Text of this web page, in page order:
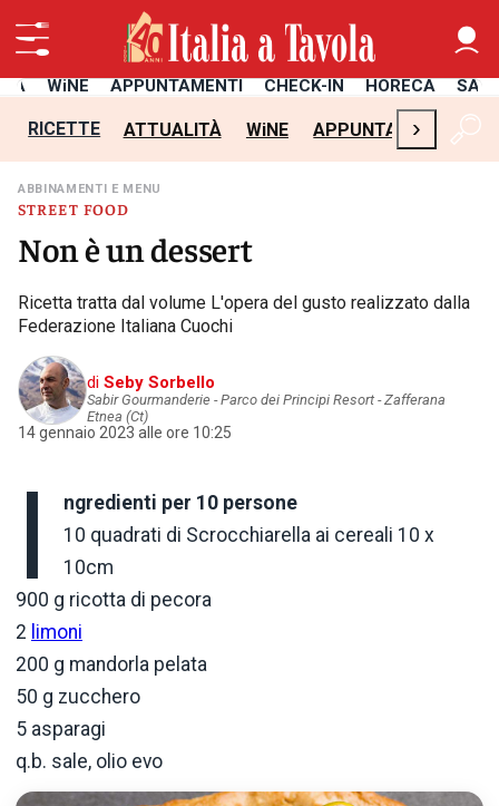
WiNE APPUNTAMENTI CHECK-IN HORECA
RICETTE ATTUALITÀ WiNE APPUNTAMENTI
›
STREET FOOD
ABBINAMENTI E MENU
Non è un dessert
Ricetta tratta dal volume L'opera del gusto realizzato dalla
Federazione Italiana Cuochi
di Seby Sorbello
Sabir Gourmanderie - Parco dei Principi Resort - Zafferana
Etnea (Ct)
14 gennaio 2023 alle ore 10:25
I
ngredienti per 10 persone
10 quadrati di Scrocchiarella ai cereali 10 x
10cm
900 g ricotta di pecora
2 limoni
200 g mandorla pelata
50 g zucchero
5 asparagi
q.b. sale, olio evo